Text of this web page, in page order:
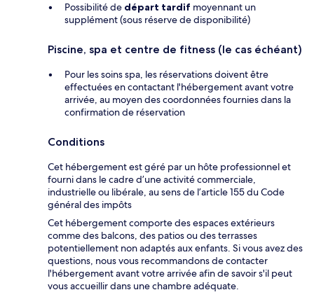
Possibilité de départ tardif moyennant un
supplément (sous réserve de disponibilité)
Piscine, spa et centre de fitness (le cas échéant)
Pour les soins spa, les réservations doivent être
effectuées en contactant l'hébergement avant votre
arrivée, au moyen des coordonnées fournies dans la
confirmation de réservation
Conditions
Cet hébergement est géré par un hôte professionnel et
fourni dans le cadre d’une activité commerciale,
industrielle ou libérale, au sens de l’article 155 du Code
général des impôts
Cet hébergement comporte des espaces extérieurs
comme des balcons, des patios ou des terrasses
potentiellement non adaptés aux enfants. Si vous avez des
questions, nous vous recommandons de contacter
l'hébergement avant votre arrivée afin de savoir s'il peut
vous accueillir dans une chambre adéquate.